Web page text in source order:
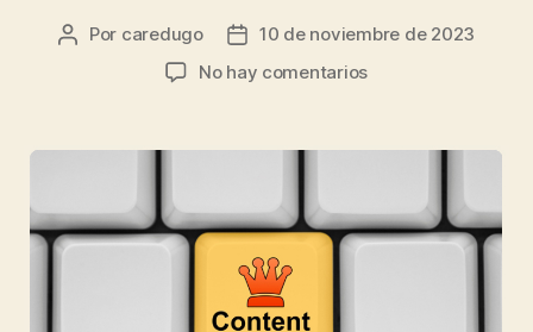
Por caredugo
10 de noviembre de 2023
No hay comentarios